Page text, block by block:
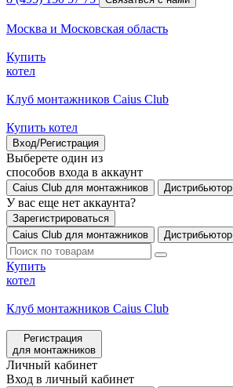
Москва и Московская область
Купить
котел
Клуб монтажников Caius Club
Купить котел
Вход/Регистрация
Выберете один из
способов входа в аккаунт
Caius Club для монтажников Дистрибьютор
У вас еще нет аккаунта?
Зарегистрироваться
Caius Club для монтажников
Дистрибьютор
Купить
котел
Клуб монтажников Caius Club
Регистрация
для монтажников
Личный кабинет
Вход в личный кабинет